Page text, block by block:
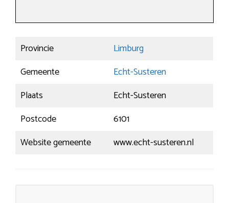
Provincie
Limburg
Gemeente
Echt-Susteren
Plaats
Echt-Susteren
Postcode
6101
Website gemeente
www.echt-susteren.nl